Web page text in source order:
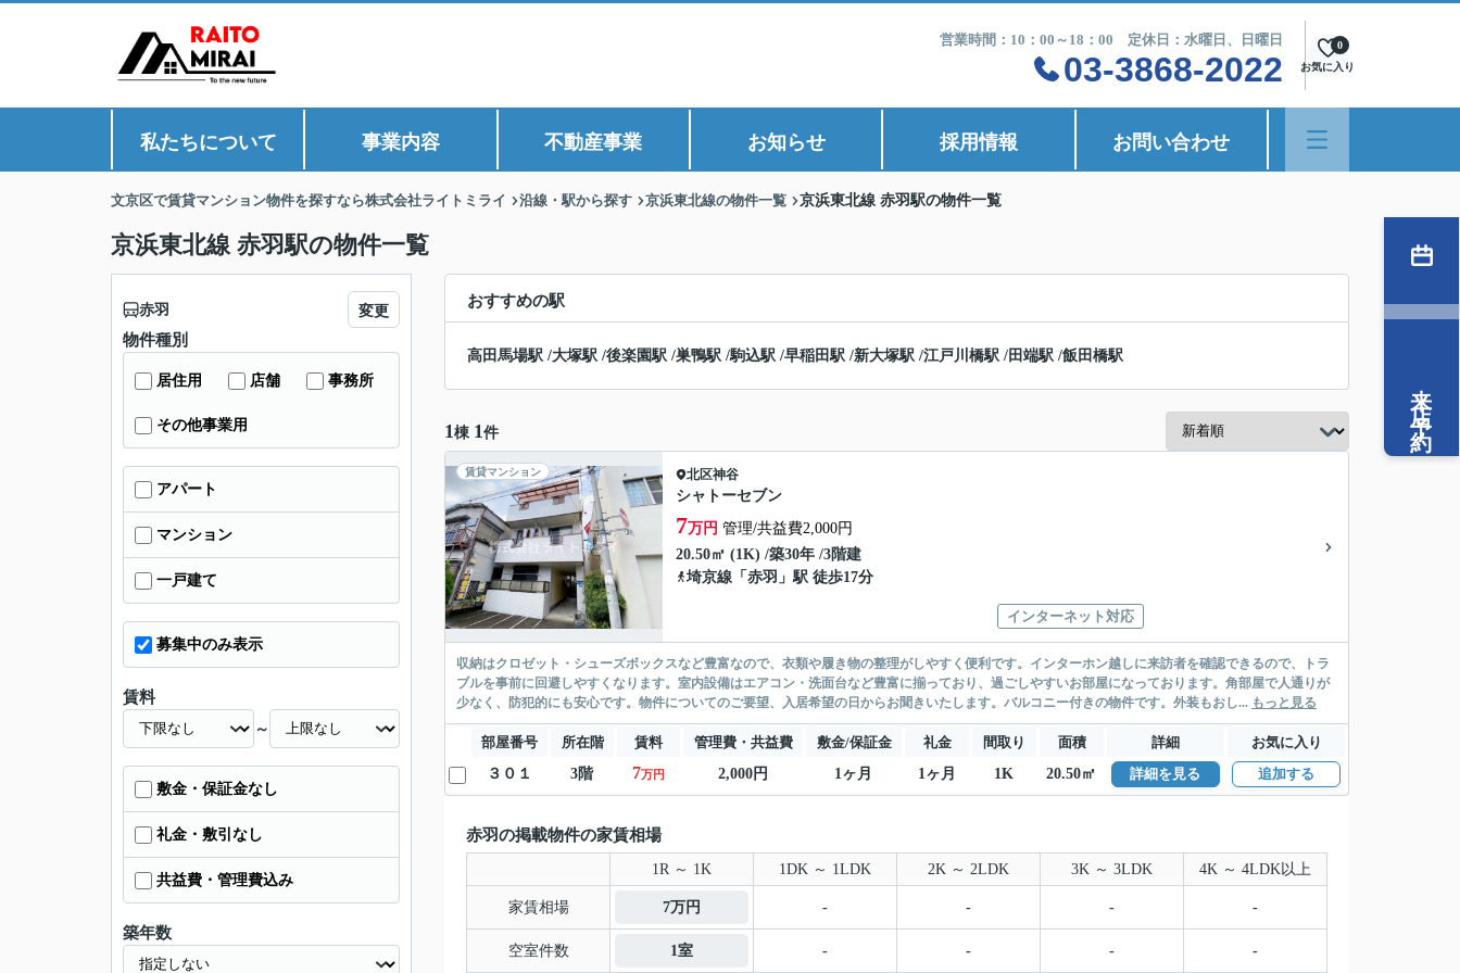
営業時間：10：00～18：00 定休日：水曜日、日曜日
03-3868-2022 お気に入り
0
私たちについて 事業内容 不動産事業 お知らせ 採用情報 お問い合わせ
文京区で賃貸マンション物件を探すなら株式会社ライトミライ 沿線・駅から探す 京浜東北線の物件一覧 京浜東北線 赤羽駅の物件一覧
京浜東北線 赤羽駅の物件一覧
おすすめの駅
高田馬場駅 /大塚駅 /後楽園駅 /巣鴨駅 /駒込駅 /早稲田駅 /新大塚駅 /江戸川橋駅 /田端駅 /飯田橋駅
1 棟 1 件
賃貸マンション 北区神谷
シャトーセブン
7万円 管理/共益費2,000円
20.50㎡ (1K) /築30年 /3階建
埼京線 「 赤羽 」駅 徒歩17分
インターネット対応
収納はクロゼット・シューズボックスなど豊富なので、衣類や履き物の整理がしやすく便利です。インターホン越しに来訪者を確認できるので、トラ
ブルを事前に回避しやすくなります。室内設備はエアコン・洗面台など豊富に揃っており、過ごしやすいお部屋になっております。角部屋で人通りが
少なく、防犯的にも安心です。物件についてのご要望、入居希望の日からお聞きいたします。バルコニー付きの物件です。外装もおし... もっと見る
部屋番号 所在階 賃料 管理費・共益費 敷金/保証金 礼金 間取り 面積 詳細
お気に入り
３０１
3階 7万円 2,000円 1ヶ月 1ヶ月 1K 20.50㎡ 詳細を見る 追加する
赤羽の掲載物件の家賃相場
1R ～ 1K 1DK ～ 1LDK 2K ～ 2LDK 3K ～ 3LDK 4K ～ 4LDK以上
家賃相場 7万円 - - - -
空室件数 1室 - - - -
赤羽 変更
物件種別
居住用 店舗 事務所
その他事業用
アパート
マンション
一戸建て
募集中のみ表示
賃料
～
敷金・保証金なし
礼金・敷引なし
共益費・管理費込み
築年数
来店予約